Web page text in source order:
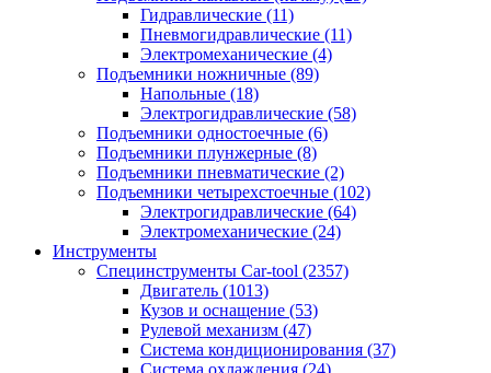
Гидравлические (11)
Пневмогидравлические (11)
Электромеханические (4)
Подъемники ножничные (89)
Напольные (18)
Электрогидравлические (58)
Подъемники одностоечные (6)
Подъемники плунжерные (8)
Подъемники пневматические (2)
Подъемники четырехстоечные (102)
Электрогидравлические (64)
Электромеханические (24)
Инструменты
Специнструменты Car-tool (2357)
Двигатель (1013)
Кузов и оснащение (53)
Рулевой механизм (47)
Система кондиционирования (37)
Система охлаждения (24)